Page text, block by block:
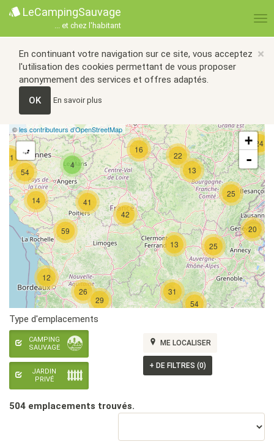
LeCampingSauvage
... et chez l'habitant
×
En continuant votre navigation sur ce site, vous acceptez
l'utilisation des cookies permettant de vous proposer
anonymement des services et offres adaptés.
OK
En savoir plus
4
13
25
22
42
54
54
59
26
13
31
16
14
25
20
24
29
21
41
12
©les contributeurs d’OpenStreetMap
+
-
Type d'emplacements
CAMPING
SAUVAGE
JARDIN
PRIVÉ
ME LOCALISER
+ DE FILTRES (0)
504 emplacements trouvés.